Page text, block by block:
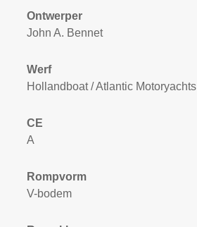
Ontwerper
John A. Bennet
Werf
Hollandboat / Atlantic Motoryachts
CE
A
Rompvorm
V-bodem